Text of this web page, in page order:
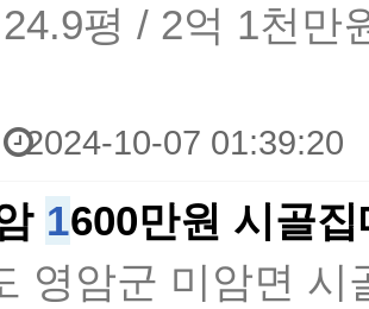
평 / 2억 1천만
2024-10-07 01:39:20
1600만원 시골
영암군 미암면